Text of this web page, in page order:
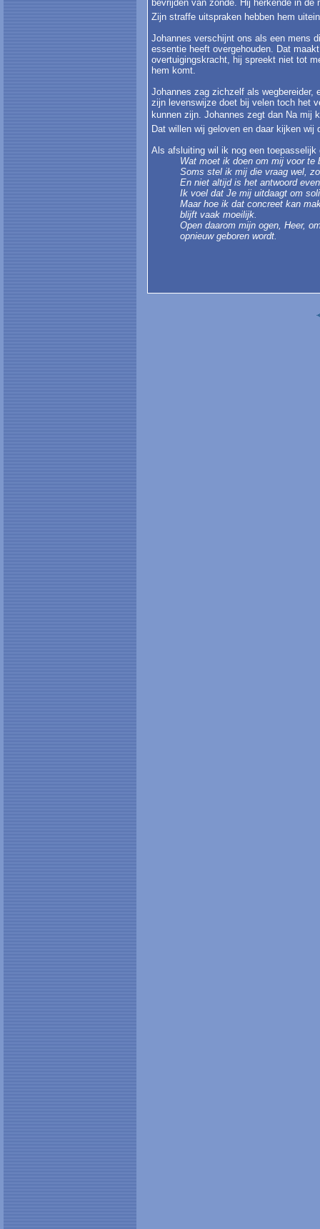
bevrijden van zonde. Hij herkende in de
Zijn straffe uitspraken hebben hem
Johannes verschijnt ons als een mens
essentie heeft overgehouden. Dat
overtuigingskracht, hij spreekt niet tot
hem komt.
Johannes zag zichzelf als wegbereider,
zijn levenswijze doet bij velen toch het
kunnen zijn. Johannes zegt dan Na mij
Dat willen wij geloven en daar kijken wij
Als afsluiting wil ik nog een toepasselijk
Wat moet ik doen om mij voor
Soms stel ik mij die vraag wel,
En niet altijd is het antwoord
Ik voel dat Je mij uitdaagt om
Maar hoe ik dat concreet kan
blijft vaak moeilijk.
Open daarom mijn ogen, Heer,
opnieuw geboren wordt.